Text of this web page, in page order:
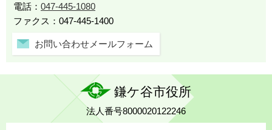
電話： 047-445-1080
ファクス：047-445-1400
お問い合わせメールフォーム
鎌ケ谷市役所
法人番号8000020122246